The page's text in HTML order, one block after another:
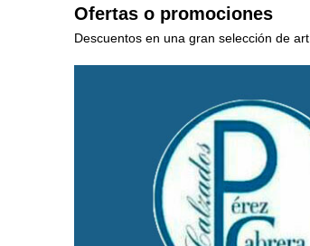
Ofertas o promociones
Descuentos en una gran selección de